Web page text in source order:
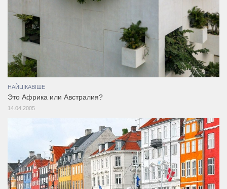
НАЙЦІКАВІШЕ
Это Африка или Австралия?
14.04.2005